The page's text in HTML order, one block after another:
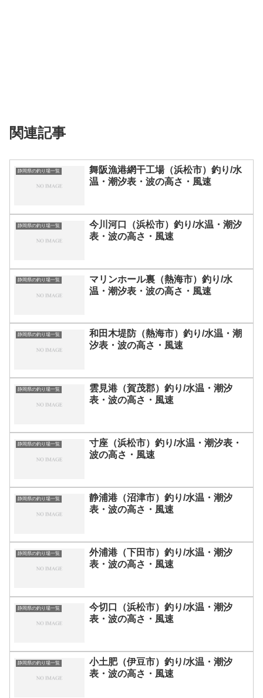
関連記事
静岡県の釣り場一覧
舞阪漁港網干工場（浜松市）釣り/水
温・潮汐表・波の高さ・風速
静岡県の釣り場一覧
今川河口（浜松市）釣り/水温・潮汐
表・波の高さ・風速
静岡県の釣り場一覧
マリンホール裏（熱海市）釣り/水
温・潮汐表・波の高さ・風速
静岡県の釣り場一覧
和田木堤防（熱海市）釣り/水温・潮
汐表・波の高さ・風速
静岡県の釣り場一覧
雲見港（賀茂郡）釣り/水温・潮汐
表・波の高さ・風速
静岡県の釣り場一覧
寸座（浜松市）釣り/水温・潮汐表・
波の高さ・風速
静岡県の釣り場一覧
静浦港（沼津市）釣り/水温・潮汐
表・波の高さ・風速
静岡県の釣り場一覧
外浦港（下田市）釣り/水温・潮汐
表・波の高さ・風速
静岡県の釣り場一覧
今切口（浜松市）釣り/水温・潮汐
表・波の高さ・風速
静岡県の釣り場一覧
小土肥（伊豆市）釣り/水温・潮汐
表・波の高さ・風速